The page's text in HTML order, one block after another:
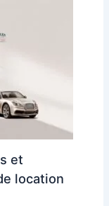
et
location